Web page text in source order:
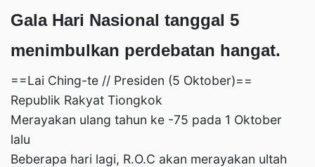
Gala Hari Nasional tanggal 5
menimbulkan perdebatan hangat.
==Lai Ching-te // Presiden (5 Oktober)==
Republik Rakyat Tiongkok
Merayakan ulang tahun ke -75 pada 1 Oktober
lalu
Beberapa hari lagi, R.O.C akan merayakan ultah